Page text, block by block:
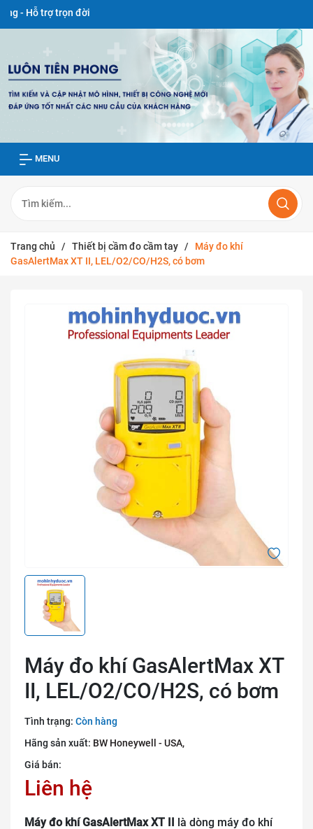
đời
MENU
Trang chủ / Thiết bị cầm đo cầm tay /
Máy đo khí
GasAlertMax XT II, LEL/O2/CO/H2S, có bơm
Máy đo khí GasAlertMax XT
II, LEL/O2/CO/H2S, có bơm
Tình trạng: Còn hàng
Hãng sản xuất: BW Honeywell - USA,
Giá bán:
Liên hệ
Máy đo khí GasAlertMax XT II là dòng máy đo khí